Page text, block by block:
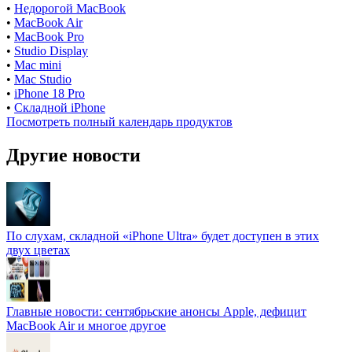
• Недорогой MacBook
• MacBook Air
• MacBook Pro
• Studio Display
• Mac mini
• Mac Studio
• iPhone 18 Pro
• Складной iPhone
Посмотреть полный календарь продуктов
Другие новости
По слухам, складной «iPhone Ultra» будет доступен в этих
двух цветах
Главные новости: сентябрьские анонсы Apple, дефицит
MacBook Air и многое другое